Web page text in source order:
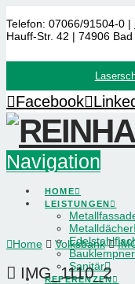
Telefon: 07066/91504-0 |
Hauff-Str. 42 | 74906
Facebook
Navigation
HOME
LEISTUNGEN
Metalldächer
Sanitär
REFERENZEN
Home Volksbank
IMG_1110_2